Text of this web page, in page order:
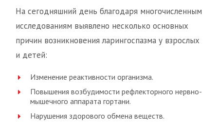
На сегодняшний день благодаря многочисленным
исследованиям выявлено несколько основных
причин возникновения ларингоспазма у взрослых
и детей:
Изменение реактивности организма.
Повышения возбудимости рефлекторного нервно-
мышечного аппарата гортани.
Нарушения здорового обмена веществ.